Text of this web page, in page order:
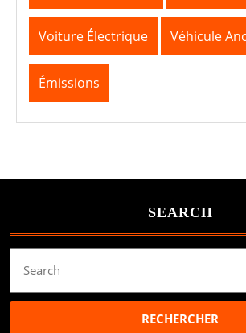
Voiture Électrique Véhicule
Émissions
SEARCH
for: